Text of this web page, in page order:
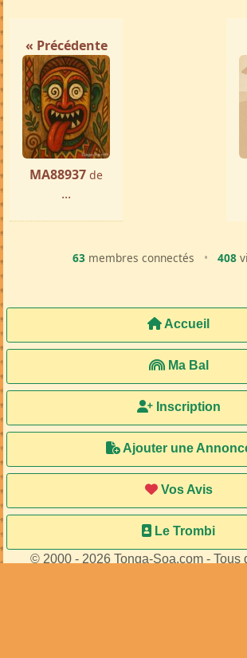
« Précédente
MA88937 de
...
63 membres connectés • 408
Accueil
Ma Bal
Inscription
Ajouter une
Vos Avis
Le Trombi
© 2000 - 2026 Tonga-Soa.com - Tous